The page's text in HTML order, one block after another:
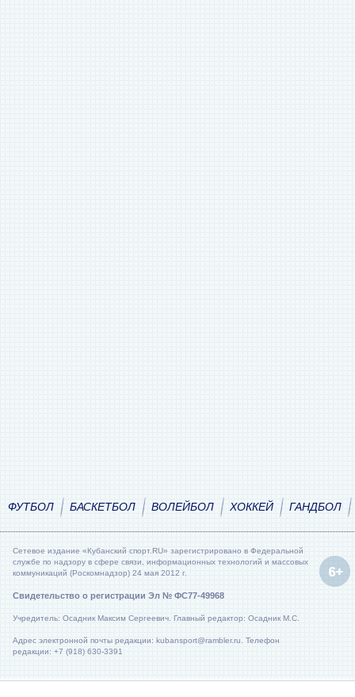
ФУТБОЛ БАСКЕТБОЛ ВОЛЕЙБОЛ ХОККЕЙ ГАНДБОЛ
Сетевое издание «Кубанский спорт.RU» зарегистрировано в Федеральной
службе по надзору в сфере связи, информационных технологий и массовых
коммуникаций (Роскомнадзор) 24 мая 2012 г.
Свидетельство о регистрации Эл № ФС77-49968
Учредитель: Осадник Максим Сергеевич. Главный редактор: Осадник М.С.
Адрес электронной почты редакции: kubansport@rambler.ru. Телефон
редакции: +7 (918) 630-3391